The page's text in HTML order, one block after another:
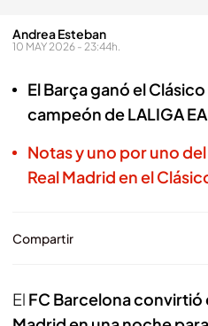
Andrea Esteban
10 MAY 2026 - 23:44h.
El Barça ganó el
campeón de LALIGA
Notas y uno por uno
Real Madrid en el
Compartir
El FC Barcelona convirtió